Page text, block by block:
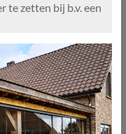
te zetten bij b.v. een